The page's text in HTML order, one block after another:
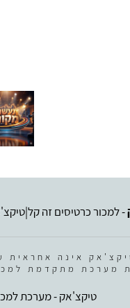
- למכור כרטיסים זה קל|
אינה אחראית
מערכת מתקדמת
טיקצ'אק - מערכת